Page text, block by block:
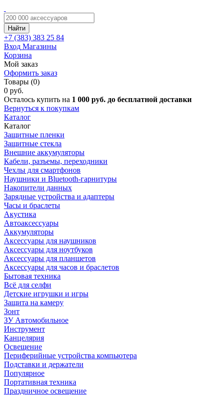
Найти
+7 (383) 383 25 84
Вход Магазины
Корзина
Мой заказ
Оформить заказ
Товары (0)
0 руб.
Осталось купить на 1 000 руб. до бесплатной доставки
Вернуться к покупкам
Каталог
Каталог
Защитные пленки
Защитные стекла
Внешние аккумуляторы
Кабели, разъемы, переходники
Чехлы для смартфонов
Наушники и Bluetooth-гарнитуры
Накопители данных
Зарядные устройства и адаптеры
Часы и браслеты
Акустика
Автоаксессуары
Аккумуляторы
Аксессуары для наушников
Аксессуары для ноутбуков
Аксессуары для планшетов
Аксессуары для часов и браслетов
Бытовая техника
Всё для селфи
Детские игрушки и игры
Защита на камеру
Зонт
ЗУ Автомобильное
Инструмент
Канцелярия
Освещение
Периферийные устройства компьютера
Подставки и держатели
Популярное
Портативная техника
Праздничное освещение